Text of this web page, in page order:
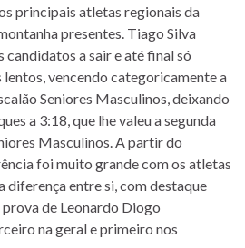
principais atletas regionais da
presentes. Tiago Silva
a sair e até final só
vencendo categoricamente a
Seniores Masculinos, deixando
a 3:18, que lhe valeu a segunda
Masculinos. A partir do
foi muito grande com os atletas
diferença entre si, com destaque
de Leonardo Diogo
na geral e primeiro nos